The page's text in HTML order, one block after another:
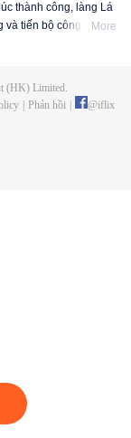
thành công, làng Lá
và tiến bộ công nghệ
cũ của cậu, một thế
More
(HK) Limited.
Phản hồi @iflix